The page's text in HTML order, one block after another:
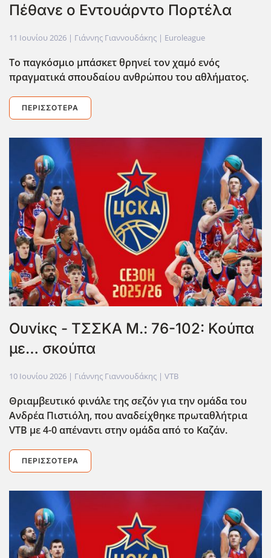
Πέθανε ο Εντουάρντο Πορτέλα
11 Ιουνίου 2026 | Γιάννης Γιαννουδάκης | Euroleague
Το παγκόσμιο μπάσκετ θρηνεί τον χαμό ενός
πραγματικά σπουδαίου ανθρώπου του αθλήματος.
ΠΕΡΙΣΣΌΤΕΡΑ
Ουνίκς - ΤΣΣΚΑ Μ.: 76-102: Κούπα
με… σκούπα
10 Ιουνίου 2026 | Γιάννης Γιαννουδάκης | VTB
Θριαμβευτικό φινάλε της σεζόν για την ομάδα του
Ανδρέα Πιστιόλη, που αναδείχθηκε πρωταθλήτρια
VTB με 4-0 απέναντι στην ομάδα από το Καζάν.
ΠΕΡΙΣΣΌΤΕΡΑ